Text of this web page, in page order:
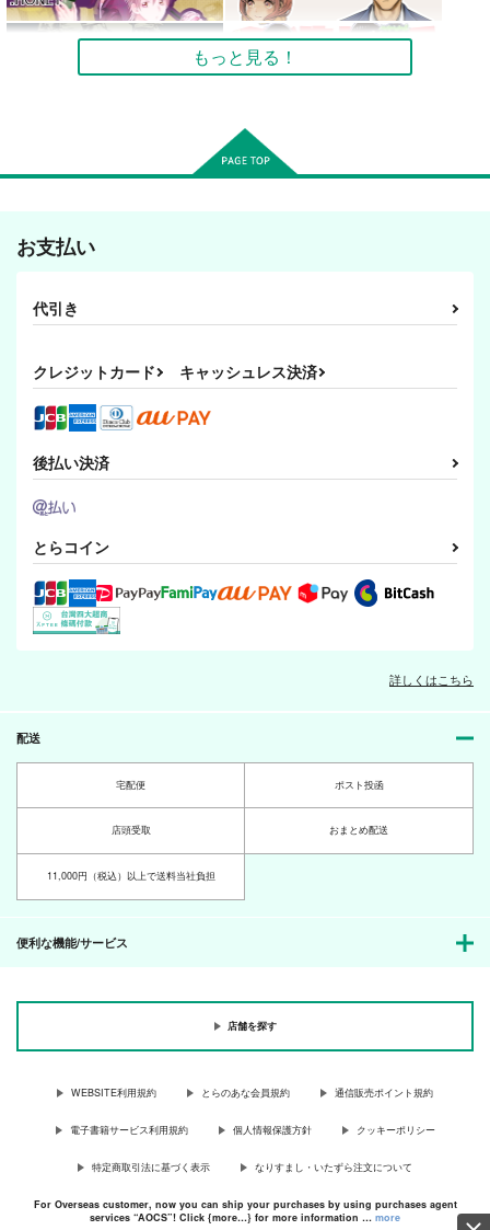
もっと見る！
お支払い
代引き
クレジットカード キャッシュレス決済
後払い決済
とらコイン
詳しくはこちら
配送
宅配便 ポスト投函
店頭受取 おまとめ配送
11,000円（税込）以上で送料当社負担
便利な機能/サービス
店舗を探す
WEBSITE利用規約 とらのあな会員規約 通信販売ポイント規約
電子書籍サービス利用規約 個人情報保護方針 クッキーポリシー
特定商取引法に基づく表示 なりすまし・いたずら注文について
For Overseas customer, now you can ship your purchases by using purchases agent
services “AOCS”! Click {more…} for more information … more